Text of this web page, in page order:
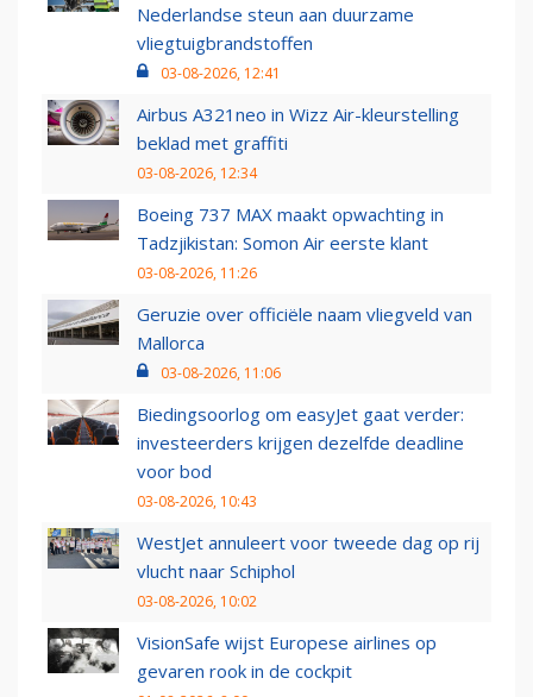
Nederlandse steun aan duurzame
vliegtuigbrandstoffen
03-08-2026, 12:41
Airbus A321neo in Wizz Air-kleurstelling
beklad met graffiti
03-08-2026, 12:34
Boeing 737 MAX maakt opwachting in
Tadzjikistan: Somon Air eerste klant
03-08-2026, 11:26
Geruzie over officiële naam vliegveld van
Mallorca
03-08-2026, 11:06
Biedingsoorlog om easyJet gaat verder:
investeerders krijgen dezelfde deadline
voor bod
03-08-2026, 10:43
WestJet annuleert voor tweede dag op rij
vlucht naar Schiphol
03-08-2026, 10:02
VisionSafe wijst Europese airlines op
gevaren rook in de cockpit